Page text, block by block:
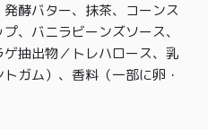
酵バター、抹茶、コーンス
、バニラビーンズソース、
抽出物／トレハロース、乳
ガム）、香料（一部に卵・